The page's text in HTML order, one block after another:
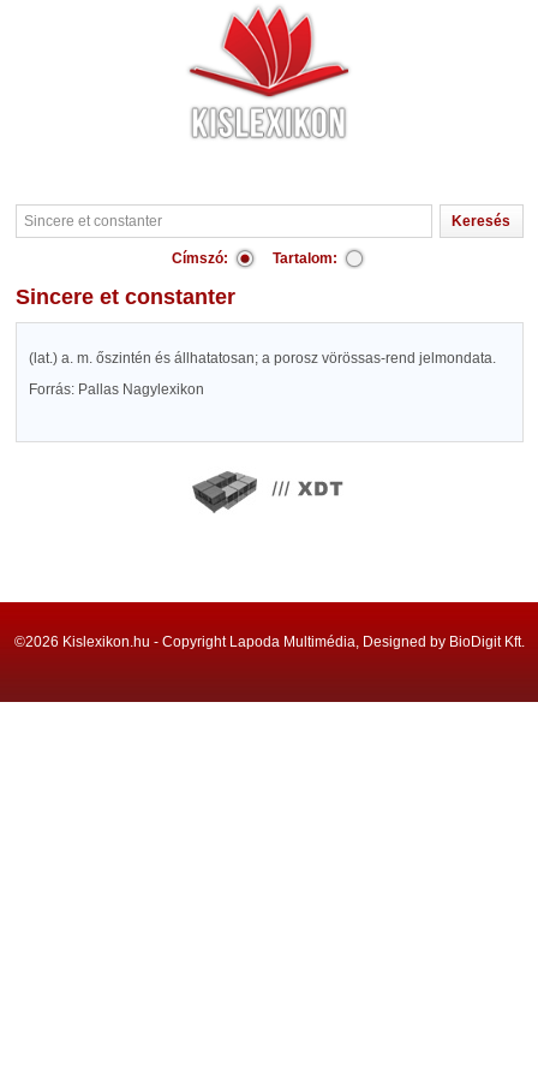
Címszó: Tartalom:
Sincere et constanter
(lat.) a. m. őszintén és állhatatosan; a porosz vörössas-rend jelmondata.
Forrás: Pallas Nagylexikon
©2026 Kislexikon.hu - Copyright Lapoda Multimédia, Designed by BioDigit Kft.